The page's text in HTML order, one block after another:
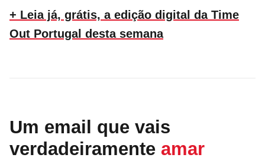
+ Leia já, grátis, a edição digital da Time
Out Portugal desta semana
Um email que vais
verdadeiramente amar